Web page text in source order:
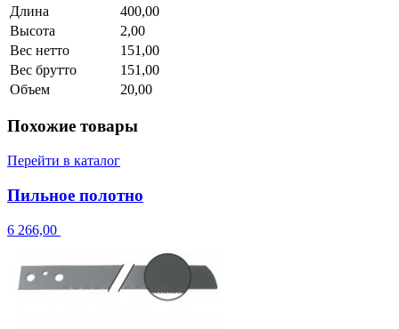
Длина
400,00
Высота
2,00
Вес нетто
151,00
Вес брутто
151,00
Объем
20,00
Похожие товары
Перейти в каталог
Пильное полотно
6 266,00